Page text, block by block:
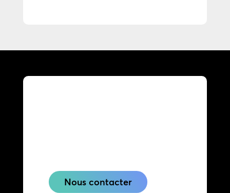
Nous contacter